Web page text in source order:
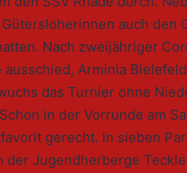
auch den
Nach zweijähriger
Arminia
das Turnier ohne
in der Vorrunde am
gerecht. In sieben
der Jugendherberge